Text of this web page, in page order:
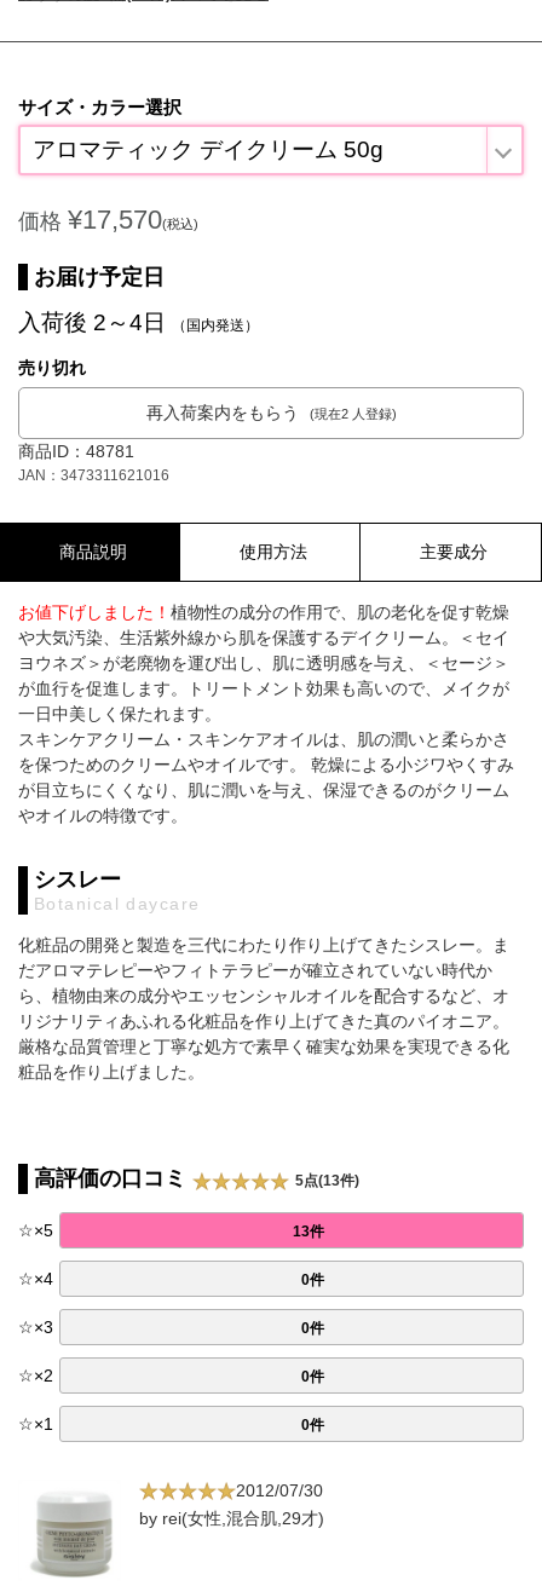
サイズ・カラー選択
アロマティック デイクリーム 50g
価格 ¥17,570(税込)
お届け予定日
入荷後 2～4日 （国内発送）
売り切れ
再入荷案内をもらう (現在2 人登録)
商品ID：48781
JAN：3473311621016
商品説明 使用方法 主要成分
お値下げしました！ 植物性の成分の作用で、肌の老化を促す乾燥
や大気汚染、生活紫外線から肌を保護するデイクリーム。＜セイ
ヨウネズ＞が老廃物を運び出し、肌に透明感を与え、＜セージ＞
が血行を促進します。トリートメント効果も高いので、メイクが
一日中美しく保たれます。
スキンケアクリーム・スキンケアオイルは、肌の潤いと柔らかさ
を保つためのクリームやオイルです。 乾燥による小ジワやくすみ
が目立ちにくくなり、肌に潤いを与え、保湿できるのがクリーム
やオイルの特徴です。
シスレー
Botanical daycare
化粧品の開発と製造を三代にわたり作り上げてきたシスレー。ま
だアロマテレピーやフィトテラピーが確立されていない時代か
ら、植物由来の成分やエッセンシャルオイルを配合するなど、オ
リジナリティあふれる化粧品を作り上げてきた真のパイオニア。
厳格な品質管理と丁寧な処方で素早く確実な効果を実現できる化
粧品を作り上げました。
高評価の口コミ 5点(13件)
☆×5 13件
☆×4 0件
☆×3 0件
☆×2 0件
☆×1 0件
2012/07/30
by rei(女性,混合肌,29才)